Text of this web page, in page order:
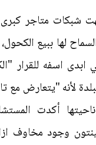
شبكات متاجر
لها ببيع
اسفه للقرار
لأنه "يتعارض مع
ناحيتها أكدت
وجود مخاوف